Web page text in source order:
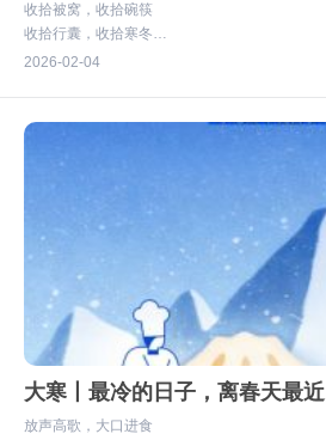
收拾被窝，收拾碗筷
收拾行囊，收拾寒冬
这趟开往春天的列车
2026 02-04
大寒丨最冷的日子，离春天最近
放声高歌，大口进食